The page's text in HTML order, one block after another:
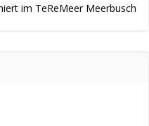
im TeReMeer Meerbusch